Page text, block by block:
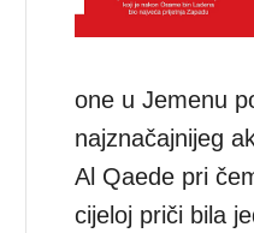
one u Jemenu
najznačajnijeg
Al Qaede pri
cijeloj priči bila